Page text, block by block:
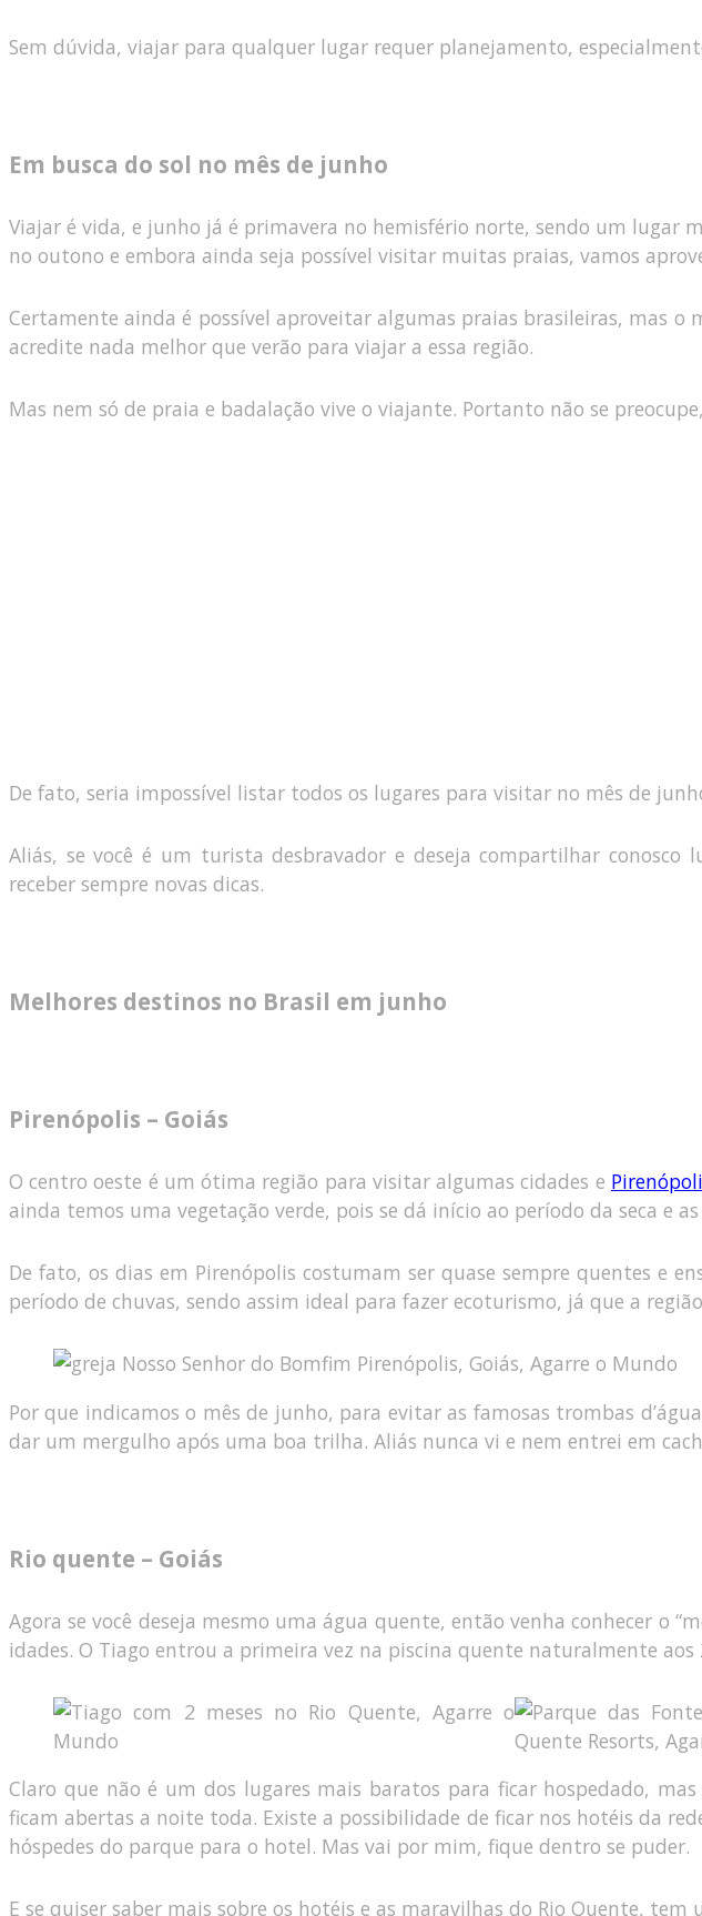
Sem dúvida, viajar para qualquer lugar requer planejamento,
Em busca do sol no mês de junho
Viajar é vida, e junho já é primavera no hemisfério norte, sendo um lugar
no outono e embora ainda seja possível visitar muitas praias, vamos
Certamente ainda é possível aproveitar algumas praias brasileiras, mas
acredite nada melhor que verão para viajar a essa região.
Mas nem só de praia e badalação vive o viajante. Portanto não se
De fato, seria impossível listar todos os lugares para visitar no mês de
Aliás, se você é um turista desbravador e deseja compartilhar conosco
receber sempre novas dicas.
Melhores destinos no Brasil em junho
Pirenópolis – Goiás
O centro oeste é um ótima região para visitar algumas cidades e
ainda temos uma vegetação verde, pois se dá início ao período da seca e
De fato, os dias em Pirenópolis costumam ser quase sempre quentes e
período de chuvas, sendo assim ideal para fazer ecoturismo, já que a
Por que indicamos o mês de junho, para evitar as famosas trombas
dar um mergulho após uma boa trilha. Aliás nunca vi e nem entrei em
Rio quente – Goiás
Agora se você deseja mesmo uma água quente, então venha conhecer o
idades. O Tiago entrou a primeira vez na piscina quente naturalmente aos
Claro que não é um dos lugares mais baratos para ficar hospedado,
ficam abertas a noite toda. Existe a possibilidade de ficar nos hotéis da
hóspedes do parque para o hotel. Mas vai por mim, fique dentro se puder.
E se quiser saber mais sobre os hotéis e as maravilhas do Rio Quente, tem